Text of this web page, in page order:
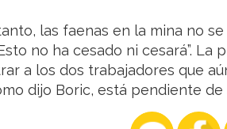
las faenas en la mina no
no ha cesado ni cesará”.
a los dos trabajadores que
dijo Boric, está pendiente de